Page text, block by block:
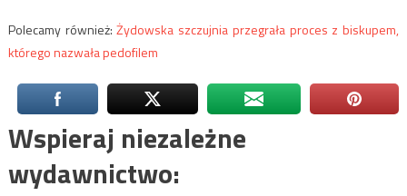
Polecamy również:Żydowska szczujnia przegrała proces z biskupem,
którego nazwała pedofilem
Wspieraj niezależne
wydawnictwo: